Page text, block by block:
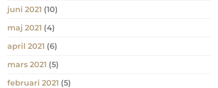
juni 2021 (10)
maj 2021 (4)
april 2021 (6)
mars 2021 (5)
februari 2021 (5)